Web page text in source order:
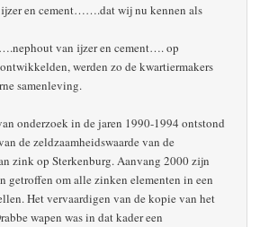
ijzer en cement…….dat wij nu kennen als
van ijzer en cement…. op
werden zo de kwartiermakers
samenleving.
onderzoek in de jaren 1990-1994 ontstond
de zeldzaamheidswaarde van de
zink op Sterkenburg. Aanvang 2000 zijn
getroffen om alle zinken elementen in een
Het vervaardigen van de kopie van het
wapen was in dat kader een